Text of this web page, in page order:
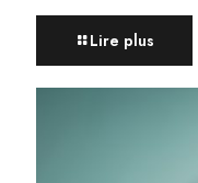
Lire plus